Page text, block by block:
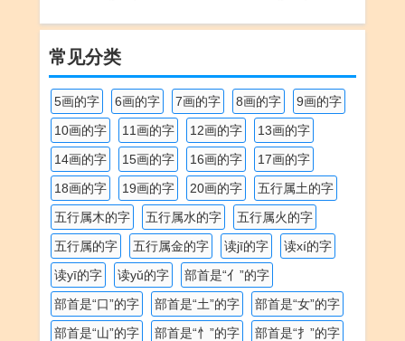
常见分类
5画的字 6画的字 7画的字 8画的字
9画的字
10画的字
11画的字 12画的字
13画的字
14画的字
15画的字 16画的字
17画的字
18画的字
19画的字 20画的字
五行属土的字
五行属木的字
五行属水的字
五行属火的字
五行属的字
五行属金的字 读jī的字
读xí的字
读yī的字
读yǔ的字
部首是“亻”的字
部首是“口”的字
部首是“土”的字
部首是“女”的字
部首是“山”的字
部首是“忄”的字
部首是“扌”的字